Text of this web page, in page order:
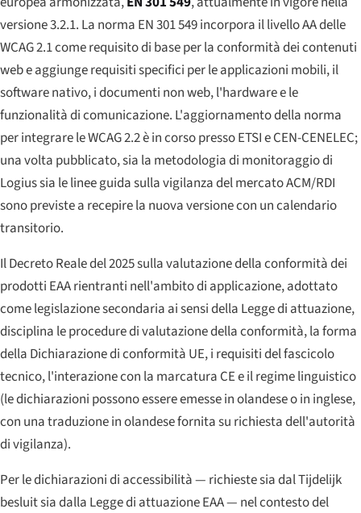
versione 3.2.1. La norma EN 301 549 incorpora il livello AA delle
WCAG 2.1 come requisito di base per la conformità dei contenuti
web e aggiunge requisiti specifici per le applicazioni mobili, il
software nativo, i documenti non web, l'hardware e le
funzionalità di comunicazione. L'aggiornamento della norma
per integrare le WCAG 2.2 è in corso presso ETSI e CEN-CENELEC;
una volta pubblicato, sia la metodologia di monitoraggio di
Logius sia le linee guida sulla vigilanza del mercato ACM/RDI
sono previste a recepire la nuova versione con un calendario
transitorio.
Il Decreto Reale del 2025 sulla valutazione della conformità dei
prodotti EAA rientranti nell'ambito di applicazione, adottato
come legislazione secondaria ai sensi della Legge di attuazione,
disciplina le procedure di valutazione della conformità, la forma
della Dichiarazione di conformità UE, i requisiti del fascicolo
tecnico, l'interazione con la marcatura CE e il regime linguistico
(le dichiarazioni possono essere emesse in olandese o in inglese,
con una traduzione in olandese fornita su richiesta dell'autorità
di vigilanza).
Per le dichiarazioni di accessibilità — richieste sia dal Tijdelijk
besluit sia dalla Legge di attuazione EAA — nel contesto del